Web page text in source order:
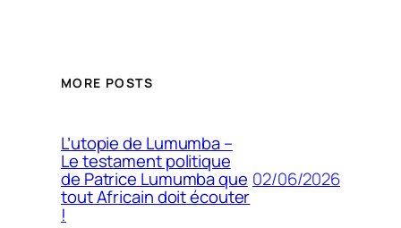
MORE POSTS
L’utopie de Lumumba –
Le testament politique
de Patrice Lumumba que
tout Africain doit écouter
!
02/06/2026